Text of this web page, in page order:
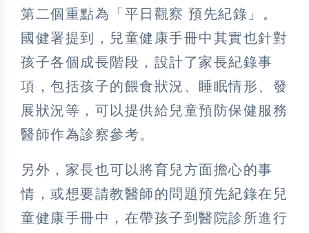
第二個重點為「平日觀察 預先紀錄」。
國健署提到，兒童健康手冊中其實也針對
孩子各個成長階段，設計了家長紀錄事
項，包括孩子的餵食狀況、睡眠情形、發
展狀況等，可以提供給兒童預防保健服務
醫師作為診察參考。
另外，家長也可以將育兒方面擔心的事
情，或想要請教醫師的問題預先紀錄在兒
童健康手冊中，在帶孩子到醫院診所進行